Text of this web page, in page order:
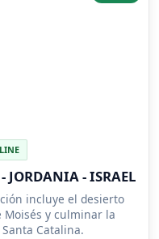
JORDANIA - ISRAEL
incluye el desierto
Moisés y culminar la
Catalina.